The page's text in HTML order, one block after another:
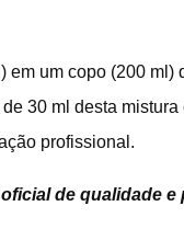
um copo (200 ml)
30 ml desta
profissional.
de qualidade